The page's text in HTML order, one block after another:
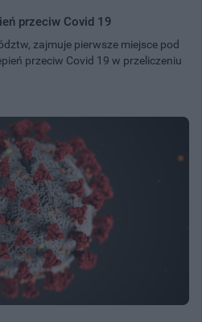
przeciw Covid 19
zajmuje pierwsze miejsce pod
przeciw Covid 19 w przeliczeniu